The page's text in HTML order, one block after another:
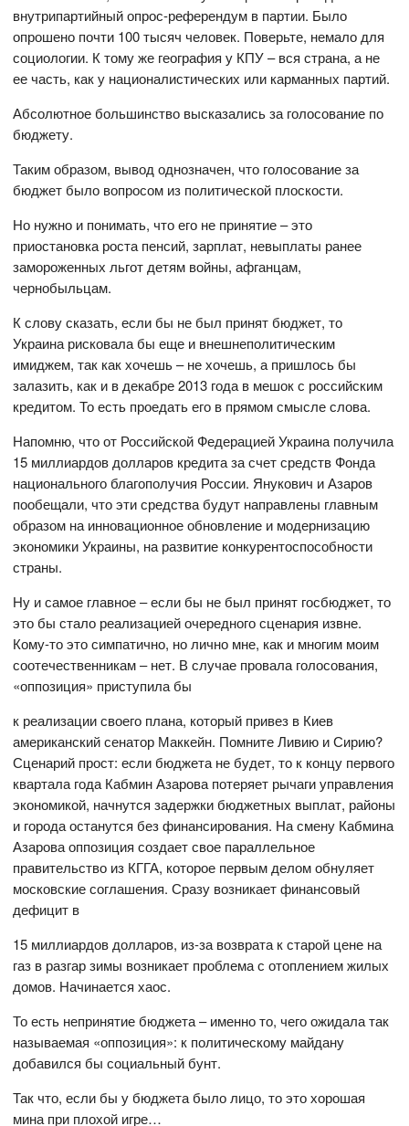
внутрипартийный опрос-референдум в партии. Было
опрошено почти 100 тысяч человек. Поверьте, немало для
социологии. К тому же география у КПУ – вся страна, а не
ее часть, как у националистических или карманных партий.
Абсолютное большинство высказались за голосование по
бюджету.
Таким образом, вывод однозначен, что голосование за
бюджет было вопросом из политической плоскости.
Но нужно и понимать, что его не принятие – это
приостановка роста пенсий, зарплат, невыплаты ранее
замороженных льгот детям войны, афганцам,
чернобыльцам.
К слову сказать, если бы не был принят бюджет, то
Украина рисковала бы еще и внешнеполитическим
имиджем, так как хочешь – не хочешь, а пришлось бы
залазить, как и в декабре 2013 года в мешок с российским
кредитом. То есть проедать его в прямом смысле слова.
Напомню, что от Российской Федерацией Украина получила
15 миллиардов долларов кредита за счет средств Фонда
национального благополучия России. Янукович и Азаров
пообещали, что эти средства будут направлены главным
образом на инновационное обновление и модернизацию
экономики Украины, на развитие конкурентоспособности
страны.
Ну и самое главное – если бы не был принят госбюджет, то
это бы стало реализацией очередного сценария извне.
Кому-то это симпатично, но лично мне, как и многим моим
соотечественникам – нет. В случае провала голосования,
«оппозиция» приступила бы
к реализации своего плана, который привез в Киев
американский сенатор Маккейн. Помните Ливию и Сирию?
Сценарий прост: если бюджета не будет, то к концу первого
квартала года Кабмин Азарова потеряет рычаги управления
экономикой, начнутся задержки бюджетных выплат, районы
и города останутся без финансирования. На смену Кабмина
Азарова оппозиция создает свое параллельное
правительство из КГГА, которое первым делом обнуляет
московские соглашения. Сразу возникает финансовый
дефицит в
15 миллиардов долларов, из-за возврата к старой цене на
газ в разгар зимы возникает проблема с отоплением жилых
домов. Начинается хаос.
То есть непринятие бюджета – именно то, чего ожидала так
называемая «оппозиция»: к политическому майдану
добавился бы социальный бунт.
Так что, если бы у бюджета было лицо, то это хорошая
мина при плохой игре…